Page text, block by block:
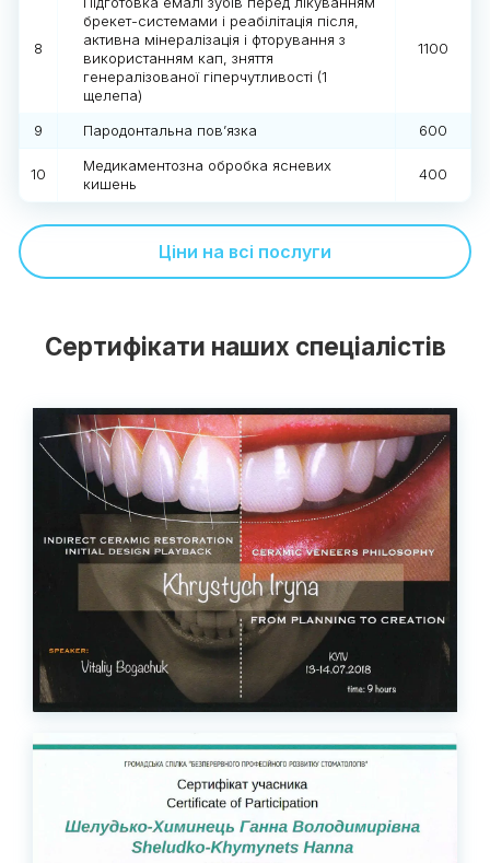
8
брекет-системами і реабілітація після,
активна мінералізація і фторування з
використанням кап, зняття
генералізованої гіперчутливості (1
щелепа)
1100
9 Пародонтальна пов’язка 600
10
Медикаментозна обробка ясневих
кишень
400
Ціни на всі послуги
Сертифікати наших спеціалістів